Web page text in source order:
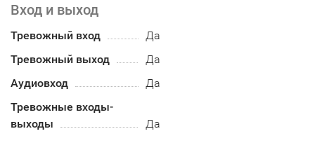
Вход и выход
Тревожный вход
Да
Тревожный выход
Да
Аудиовход
Да
Тревожные входы-
выходы
Да